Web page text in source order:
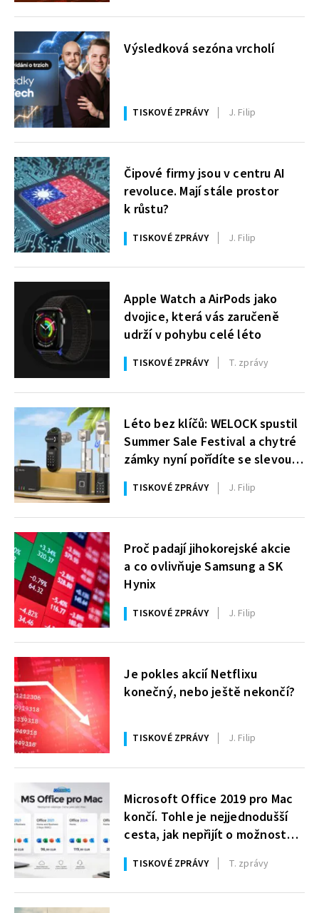
Výsledková sezóna vrcholí
TISKOVÉ ZPRÁVY J. Filip
Čipové firmy jsou v centru AI
revoluce. Mají stále prostor
k růstu?
TISKOVÉ ZPRÁVY J. Filip
Apple Watch a AirPods jako
dvojice, která vás zaručeně
udrží v pohybu celé léto
TISKOVÉ ZPRÁVY T. zprávy
Léto bez klíčů: WELOCK spustil
Summer Sale Festival a chytré
zámky nyní pořídíte se slevou
až 63 €
TISKOVÉ ZPRÁVY J. Filip
Proč padají jihokorejské akcie
a co ovlivňuje Samsung a SK
Hynix
TISKOVÉ ZPRÁVY J. Filip
Je pokles akcií Netflixu
konečný, nebo ještě nekončí?
TISKOVÉ ZPRÁVY J. Filip
Microsoft Office 2019 pro Mac
končí. Tohle je nejjednodušší
cesta, jak nepřijít o možnost
upravovat dokumenty
TISKOVÉ ZPRÁVY T. zprávy